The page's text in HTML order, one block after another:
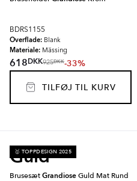
BDRS1155
Overflade: Blank
Materiale: Mässing
618DKK925DKK-33%
TILFØJ TIL KURV
Guld
🥇 TOPPDESIGN 2025
BrusesætGrandioseGuld Mat Rund